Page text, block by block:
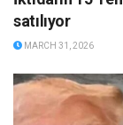
satılıyor
MARCH 31, 2026